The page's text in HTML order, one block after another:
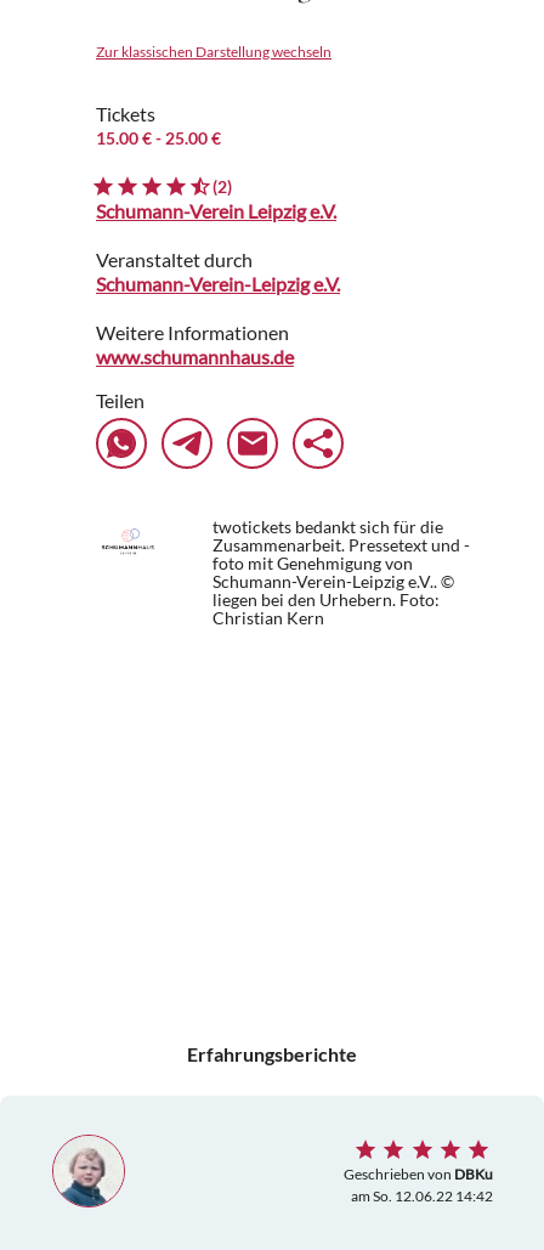
Zur klassischen Darstellung wechseln
Tickets
15.00 €- 25.00 €
(2)
Schumann-Verein Leipzig e.V.
Veranstaltet durch
Schumann-Verein-Leipzig e.V.
Weitere Informationen
www.schumannhaus.de
Teilen
twotickets bedankt sich für die
Zusammenarbeit. Pressetext und -
foto mit Genehmigung von
Schumann-Verein-Leipzig e.V.. ©
liegen bei den Urhebern. Foto:
Christian Kern
Erfahrungsberichte
Geschrieben von DBKu
am So. 12.06.22 14:42